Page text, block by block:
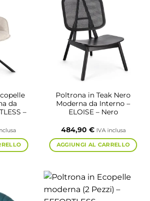
da
–
Poltrona in Teak Nero
Moderna da Interno –
ELOISE – Nero
484,90 € IVA inclusa
AGGIUNGI AL CARRELLO